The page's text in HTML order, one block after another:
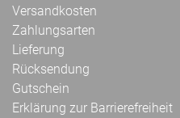
Versandkosten
Zahlungsarten
Lieferung
Rücksendung
Gutschein
Erklärung zur Barrierefreiheit